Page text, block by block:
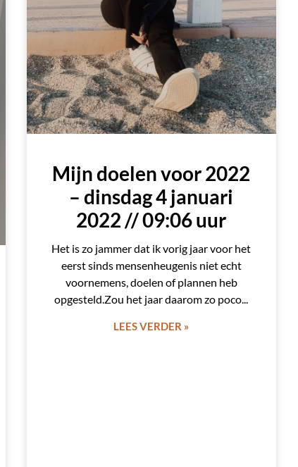
Mijn doelen voor 2022
– dinsdag 4 januari
2022 // 09:06 uur
Het is zo jammer dat ik vorig jaar voor het
eerst sinds mensenheugenis niet echt
voornemens, doelen of plannen heb
opgesteld.Zou het jaar daarom zo poco
LEES VERDER »